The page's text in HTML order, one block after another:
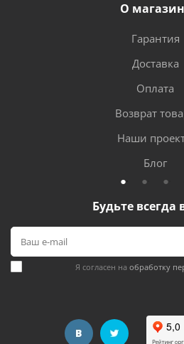
О
Гарантия
Доставка
Оплата
Возврат
Наши
Блог
Будьте всегда
Я согласен на обработку